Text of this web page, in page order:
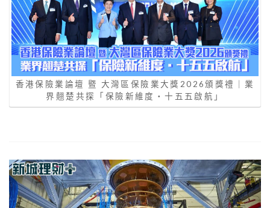
香港保險業論壇 暨 大灣區保險業大獎2026頒獎禮｜業
界翹楚共探「保險新維度‧十五五啟航」